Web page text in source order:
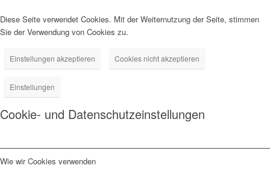
Diese Seite verwendet Cookies. Mit der Weiternutzung der Seite, stimmen
Sie der Verwendung von Cookies zu.
Einstellungen akzeptieren Cookies nicht akzeptieren
Einstellungen
Cookie- und Datenschutzeinstellungen
Wie wir Cookies verwenden